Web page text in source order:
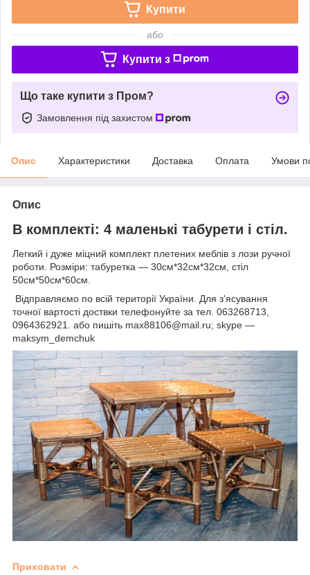
Купити
або
Купити з
Що таке купити з Пром?
Замовлення під захистом
Опис Характеристики Доставка Оплата Умови
Опис
В комплекті: 4 маленькі табурети і стіл.
Легкий і дуже міцний комплект плетених меблів з лози ручної
роботи. Розміри: табуретка ― 30см*32см*32см, стіл
50см*50см*60см.
Відправляємо по всій території України. Для з'ясування
точної вартості доствки телефонуйте за тел. 063268713,
0964362921. або пишіть max88106@mail.ru; skype ―
maksym_demchuk
Приховати